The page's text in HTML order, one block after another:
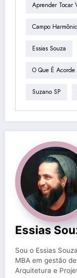
Aprender Tocar
Campo
Essias Souza
O Que É Acorde
Suzano SP
Essias
Sou o Essias
MBA em gestão
Arquitetura e